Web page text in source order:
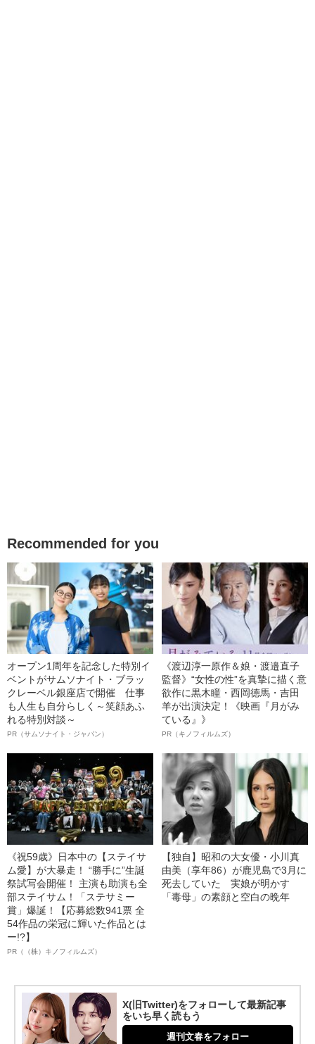
Recommended for you
オープン1周年を記念した特別イ
ベントがサムソナイト・ブラッ
クレーベル銀座店で開催 仕事
も人生も自分らしく～笑顔あふ
れる特別対談～
PR（サムソナイト・ジャパン）
《渡辺淳一原作＆娘・渡邉直子
監督》“女性の性”を真摯に描く意
欲作に黒木瞳・西岡德馬・吉田
羊が出演決定！《映画『月がみ
ている』》
PR（キノフィルムズ）
《祝59歳》日本中の【ステイサ
ム愛】が大暴走！ “勝手に”生誕
祭試写会開催！ 主演も助演も全
部ステイサム！「ステサミー
賞」爆誕！【応募総数941票 全
54作品の栄冠に輝いた作品とは
ー!?】
PR（（株）キノフィルムズ）
【独自】昭和の大女優・小川真
由美（享年86）が鹿児島で3月に
死去していた 実娘が明かす
「毒母」の素顔と空白の晩年
X(旧Twitter)をフォローして最新記事
をいち早く読もう
週刊文春をフォロー